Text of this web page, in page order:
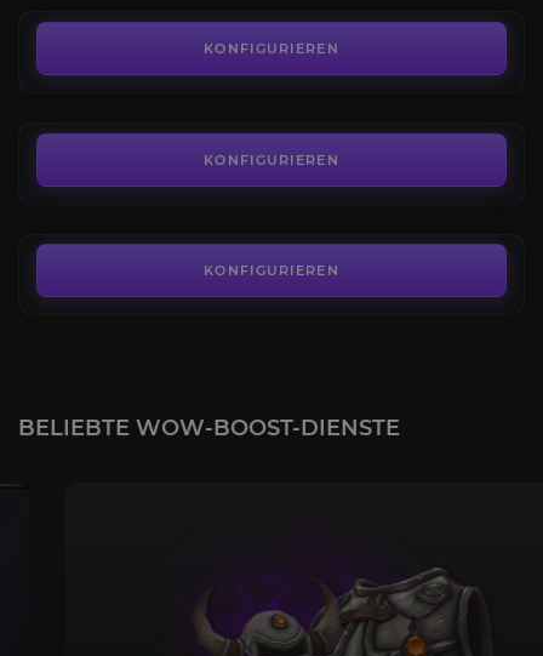
KONFIGURIEREN
KONFIGURIEREN
KONFIGURIEREN
BELIEBTE WOW-BOOST-DIENSTE